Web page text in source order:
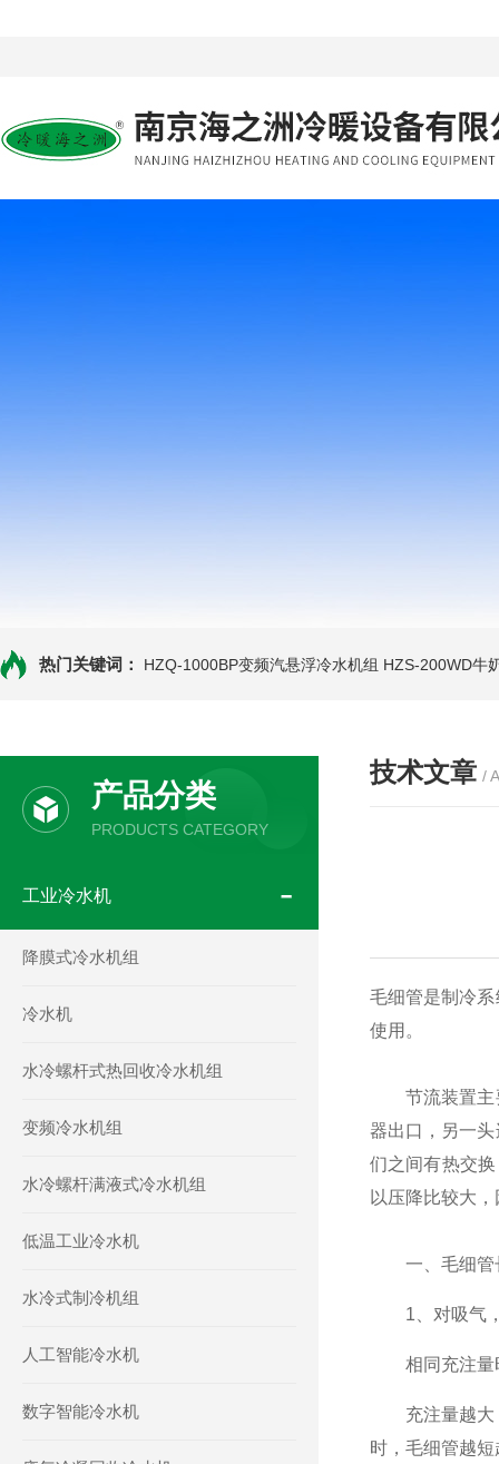
热门关键词： HZQ-1000BP变频汽悬浮冷水机组 HZS-200WD牛
产品分类
PRODUCTS CATEGORY
工业冷水机
降膜式冷水机组
冷水机
水冷螺杆式热回收冷水机组
变频冷水机组
水冷螺杆满液式冷水机组
低温工业冷水机
水冷式制冷机组
人工智能冷水机
数字智能冷水机
技术文章 /
毛细管是制冷
使用。
节流装置主要
器出口，另一
们之间有热交
以压降比较大
一、毛细管长
1、对吸气，
相同充注量时
充注量越大，
时，毛细管越